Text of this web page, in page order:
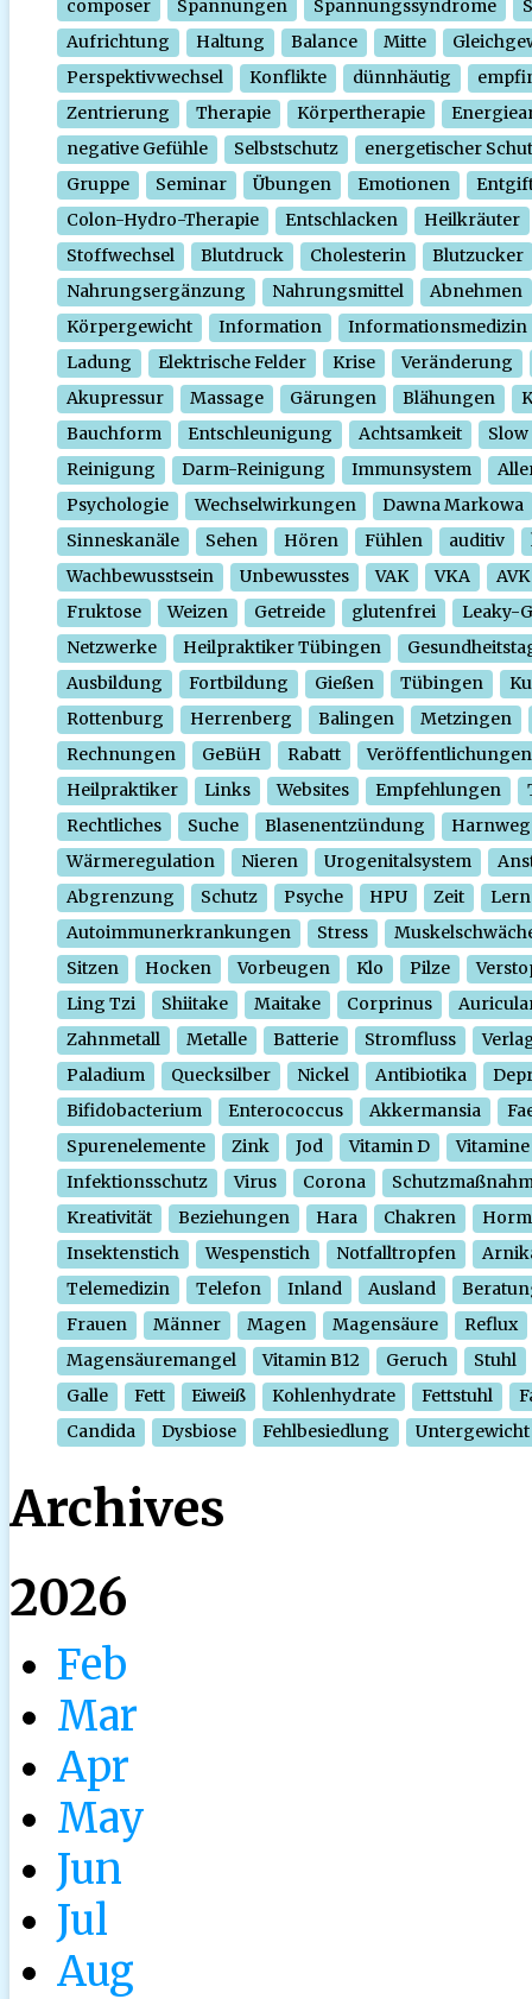
composer Spannungen Spannungssyndrome
Aufrichtung
Haltung Balance Mitte
Perspektivwechsel
Konflikte dünnhäutig
Zentrierung
Therapie Körpertherapie
negative Gefühle
Selbstschutz
energetischer
Gruppe
Seminar Übungen Emotionen
Colon-Hydro-Therapie
Entschlacken
Heilkräuter
Stoffwechsel
Blutdruck Cholesterin
Blutzucker
Nahrungsergänzung
Nahrungsmittel
Abnehmen
Körpergewicht
Information
Informationsmedizin
Ladung
Elektrische Felder Krise
Veränderung
Akupressur
Massage Gärungen Blähungen
Bauchform
Entschleunigung Achtsamkeit
Slow
Reinigung
Darm-Reinigung Immunsystem
Psychologie
Wechselwirkungen
Dawna Markowa
Sinneskanäle
Sehen Hören Fühlen auditiv
Wachbewusstsein
Unbewusstes VAK VKA
AVK
Fruktose
Weizen Getreide glutenfrei
Leaky-
Netzwerke
Heilpraktiker Tübingen
Ausbildung
Fortbildung Gießen Tübingen
Rottenburg
Herrenberg Balingen
Metzingen
Rechnungen
GeBüH Rabatt
Veröffentlichungen
Heilpraktiker
Links Websites Empfehlungen
Rechtliches
Suche Blasenentzündung
Wärmeregulation
Nieren Urogenitalsystem
Abgrenzung
Schutz Psyche HPU Zeit
Autoimmunerkrankungen
Stress
Sitzen
Hocken Vorbeugen Klo Pilze
Ling Tzi
Shiitake Maitake Corprinus
Zahnmetall
Metalle Batterie Stromfluss
Paladium
Quecksilber Nickel Antibiotika
Bifidobacterium
Enterococcus Akkermansia
Spurenelemente
Zink Jod Vitamin D
Vitamine
Infektionsschutz
Virus Corona
Kreativität
Beziehungen Hara Chakren
Insektenstich
Wespenstich Notfalltropfen
Telemedizin
Telefon Inland Ausland
Frauen
Männer Magen Magensäure
Reflux
Magensäuremangel
Vitamin B12 Geruch
Stuhl
Galle
Fett Eiweiß Kohlenhydrate Fettstuhl
Candida
Dysbiose Fehlbesiedlung Untergewicht
Archives
2026
Feb
Mar
Apr
May
Jun
Jul
Aug